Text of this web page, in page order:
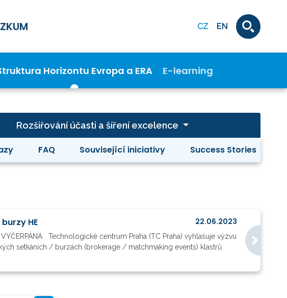
CZ EN
Horizontu Evropa a ERA E-learning
Rozšiřování účasti a šíření excelence
FAQ Související iniciativy Success Stories
HE 22.06.2023
VYČERPÁNA Technologické centrum Praha (TC Praha) vyhlašuje výzvu
setkáních / burzách (brokerage / matchmaking events) klastrů